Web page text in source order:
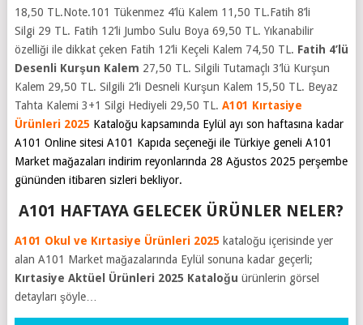
18,50 TL.Note.101 Tükenmez 4’lü Kalem 11,50 TL.Fatih 8’li
Silgi 29 TL. Fatih 12’li Jumbo Sulu Boya 69,50 TL. Yıkanabilir
özelliği ile dikkat çeken Fatih 12’li Keçeli Kalem 74,50 TL. Fatih 4’lü
Desenli Kurşun Kalem 27,50 TL. Silgili Tutamaçlı 3’lü Kurşun
Kalem 29,50 TL. Silgili 2’li Desneli Kurşun Kalem 15,50 TL. Beyaz
Tahta Kalemi 3+1 Silgi Hediyeli 29,50 TL. A101 Kırtasiye
Ürünleri 2025 Kataloğu kapsamında Eylül ayı son haftasına kadar
A101 Online sitesi A101 Kapıda seçeneği ile Türkiye geneli A101
Market mağazaları indirim reyonlarında 28 Ağustos 2025 perşembe
gününden itibaren sizleri bekliyor.
A101 HAFTAYA GELECEK ÜRÜNLER NELER?
A101 Okul ve Kırtasiye Ürünleri 2025 kataloğu içerisinde yer
alan A101 Market mağazalarında Eylül sonuna kadar geçerli;
Kırtasiye Aktüel Ürünleri 2025 Kataloğu ürünlerin görsel
detayları şöyle…